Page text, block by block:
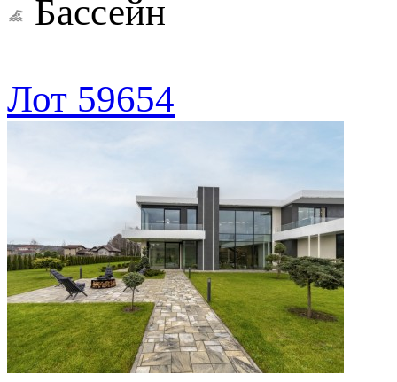
Бассейн
Лот 59654